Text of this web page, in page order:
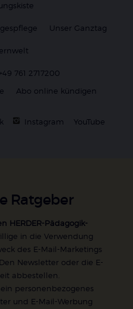
Unser Ganztag
+49 761 2717200
Abo online kündigen
Instagram YouTube
Ratgeber
HERDER-Pädagogik-
in die Verwendung
des E-Mail-Marketings
Newsletter oder die E-
abbestellen.
personenbezogenes
und E-Mail-Werbung